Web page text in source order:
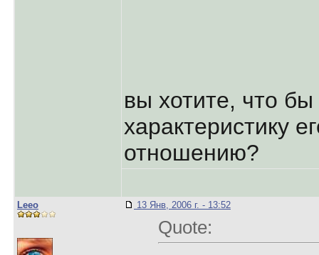
вы хотите, что
характеристику
отношению?
Leeo 13 Янв, 2006 г. - 13:52
Quote: